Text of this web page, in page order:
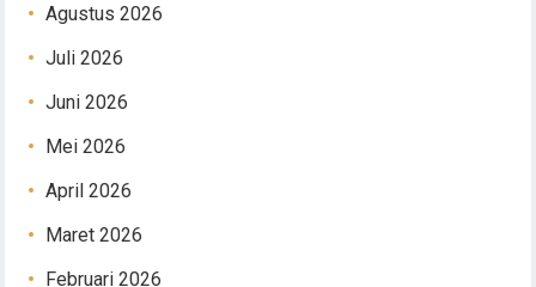
Agustus 2026
Juli 2026
Juni 2026
Mei 2026
April 2026
Maret 2026
Februari 2026